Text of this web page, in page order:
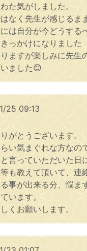
た気がしました。
なく先生が感じるま
は自分が今どうする
っかけになりました
ますが楽しみに先生
ました😊
25 09:13
がとうございます。
い気まぐれな方なの
言っていただいた日
も教えて頂いて、連
事が出来る分、悩ま
います。
くお願いします。